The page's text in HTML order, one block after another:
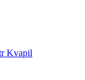
Kvapil